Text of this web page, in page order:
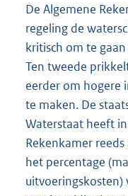
De Algemene
regeling de
kritisch om te
Ten tweede
eerder om hogere
te maken. De
Waterstaat heeft
Rekenkamer
het percentage
uitvoeringskosten)